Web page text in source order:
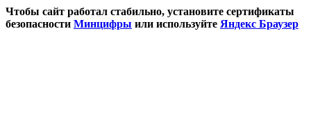
Чтобы сайт работал стабильно, установите сертификаты
безопасности Минцифры или используйте Яндекс Браузер